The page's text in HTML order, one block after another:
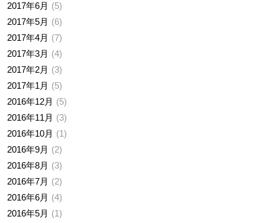
2017年6月
5
2017年5月
6
2017年4月
7
2017年3月
4
2017年2月
3
2017年1月
5
2016年12月
5
2016年11月
3
2016年10月
1
2016年9月
2
2016年8月
3
2016年7月
2
2016年6月
4
2016年5月
1